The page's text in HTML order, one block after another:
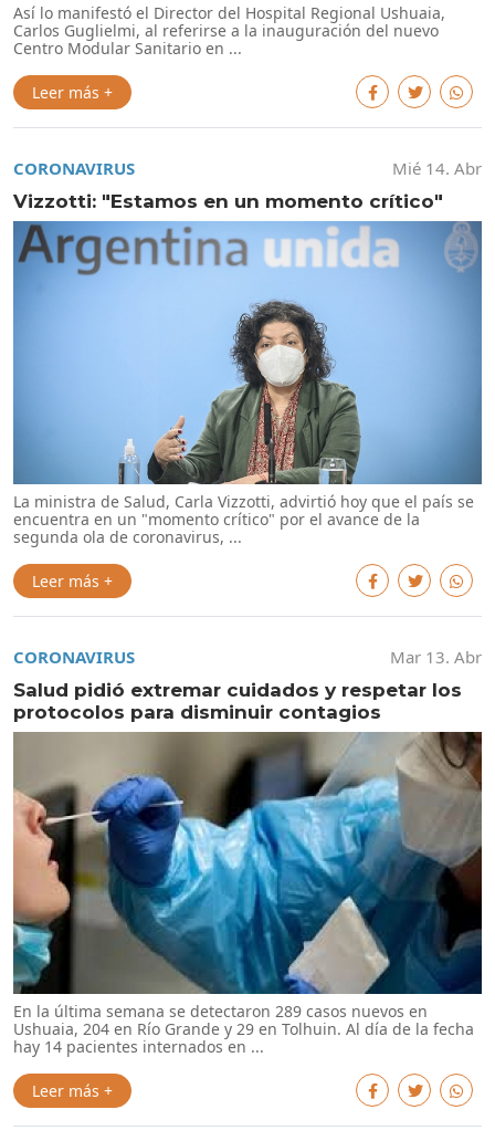
Así lo manifestó el Director del Hospital Regional Ushuaia,
Carlos Guglielmi, al referirse a la inauguración del nuevo
Centro Modular Sanitario en ...
Leer más +
CORONAVIRUS
Mié 14. Abr
Vizzotti: "Estamos en un momento crítico"
La ministra de Salud, Carla Vizzotti, advirtió hoy que el país se
encuentra en un "momento crítico" por el avance de la
segunda ola de coronavirus, ...
Leer más +
CORONAVIRUS
Mar 13. Abr
Salud pidió extremar cuidados y respetar los
protocolos para disminuir contagios
En la última semana se detectaron 289 casos nuevos en
Ushuaia, 204 en Río Grande y 29 en Tolhuin. Al día de la fecha
hay 14 pacientes internados en ...
Leer más +